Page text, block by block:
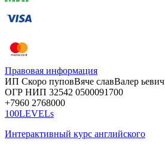
Правовая информация
ИП Скоро пуповВяче славВалер ьевич
ОГР НИП 32542 0500091700
+7960 2768000
100LEVELs
Интерактивный курс английского